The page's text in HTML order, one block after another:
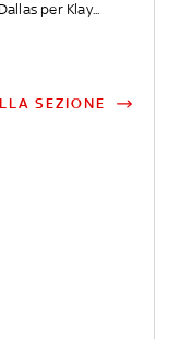
per Klay...
SEZIONE